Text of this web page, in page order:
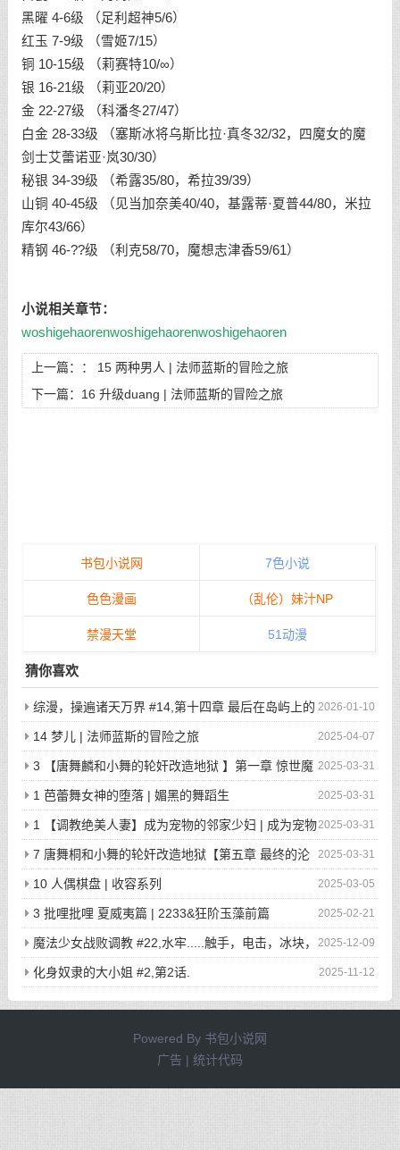
黑曜 4-6级 （足利超神5/6）
红玉 7-9级 （雪姬7/15）
铜 10-15级 （莉赛特10/∞）
银 16-21级 （莉亚20/20）
金 22-27级 （科潘冬27/47）
白金 28-33级 （塞斯冰将乌斯比拉·真冬32/32，四魔女的魔
剑士艾蕾诺亚·岚30/30）
秘银 34-39级 （希露35/80，希拉39/39）
山铜 40-45级 （见当加奈美40/40，基露蒂·夏普44/80，米拉
库尔43/66）
精钢 46-??级 （利克58/70，魔想志津香59/61）
小说相关章节：
woshigehaorenwoshigehaorenwoshigehaoren
上一篇：： 15 两种男人 | 法师蓝斯的冒险之旅
下一篇： 16 升级duang | 法师蓝斯的冒险之旅
书包小说网 7色小说
色色漫画 （乱伦）妹汁NP
禁漫天堂 51动漫
猜你喜欢
2026-01-10
综漫，操遍诸天万界 #14,第十四章 最后在岛屿上的
狂欢派对
2025-04-07
14 梦儿 | 法师蓝斯的冒险之旅
2025-03-31
3 【唐舞麟和小舞的轮奸改造地狱 】第一章 惊世魔
王现身 | 斗罗大陆同人
2025-03-31
1 芭蕾舞女神的堕落 | 媚黑的舞蹈生
2025-03-31
1 【调教绝美人妻】成为宠物的邻家少妇 | 成为宠物
的邻家少妇
2025-03-31
7 唐舞桐和小舞的轮奸改造地狱【第五章 最终的沦
陷】 | 斗罗大陆同人
2025-03-05
10 人偶棋盘 | 收容系列
2025-02-21
3 批哩批哩 夏威夷篇 | 2233&狂阶玉藻前篇
2025-12-09
魔法少女战败调教 #22,水牢.....触手，电击，冰块，
高潮寸止.....我在干什么啊我
2025-11-12
化身奴隶的大小姐 #2,第2话.
Powered By 书包小说网
广告 | 统计代码